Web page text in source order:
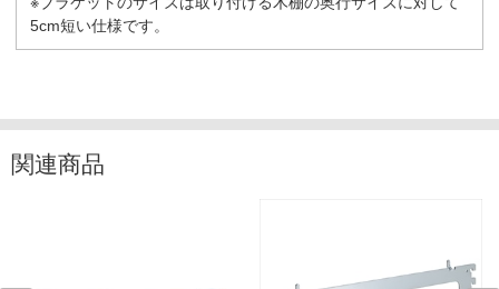
5cm短い仕様です。
関連商品